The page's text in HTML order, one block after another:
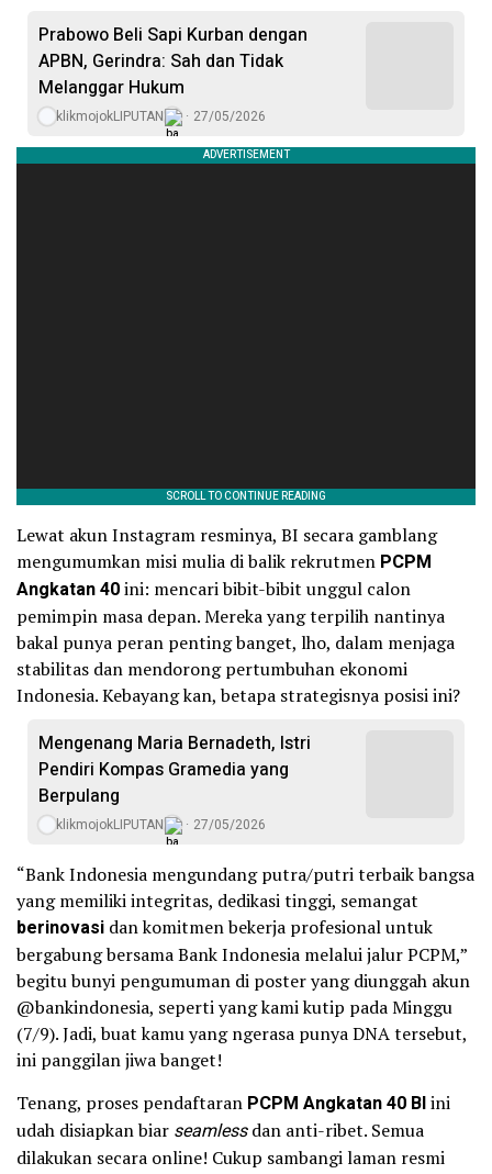
Prabowo Beli Sapi Kurban dengan
APBN, Gerindra: Sah dan Tidak
Melanggar Hukum
klikmojokLIPUTAN 27/05/2026
Lewat akun Instagram resminya, BI secara gamblang
mengumumkan misi mulia di balik rekrutmen PCPM
Angkatan 40ini: mencari bibit-bibit unggul calon
pemimpin masa depan. Mereka yang terpilih nantinya
bakal punya peran penting banget, lho, dalam menjaga
stabilitas dan mendorong pertumbuhan ekonomi
Indonesia. Kebayang kan, betapa strategisnya posisi ini?
Mengenang Maria Bernadeth, Istri
Pendiri Kompas Gramedia yang
Berpulang
klikmojokLIPUTAN 27/05/2026
“Bank Indonesia mengundang putra/putri terbaik bangsa
yang memiliki integritas, dedikasi tinggi, semangat
berinovasi dan komitmen bekerja profesional untuk
bergabung bersama Bank Indonesia melalui jalur PCPM,”
begitu bunyi pengumuman di poster yang diunggah akun
@bankindonesia, seperti yang kami kutip pada Minggu
(7/9). Jadi, buat kamu yang ngerasa punya DNA tersebut,
ini panggilan jiwa banget!
Tenang, proses pendaftaran PCPM Angkatan 40 BIini
udah disiapkan biar seamlessdan anti-ribet. Semua
dilakukan secara online! Cukup sambangi laman resmi